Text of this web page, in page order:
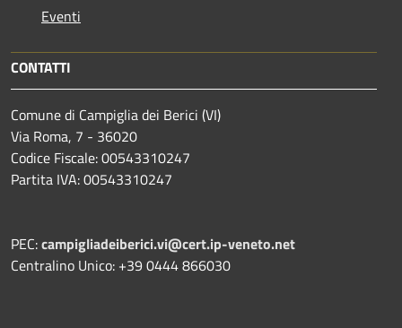
Eventi
CONTATTI
Comune di Campiglia dei Berici (VI)
Via Roma, 7 - 36020
Codice Fiscale: 00543310247
Partita IVA: 00543310247
PEC:campigliadeiberici.vi@cert.ip-veneto.net
Centralino Unico: +39 0444 866030